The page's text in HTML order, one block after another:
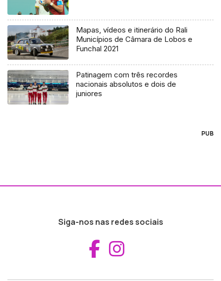
Mapas, vídeos e itinerário do Rali
Municípios de Câmara de Lobos e
Funchal 2021
Patinagem com três recordes
nacionais absolutos e dois de
juniores
PUB
Siga-nos nas redes sociais
Aceder ao